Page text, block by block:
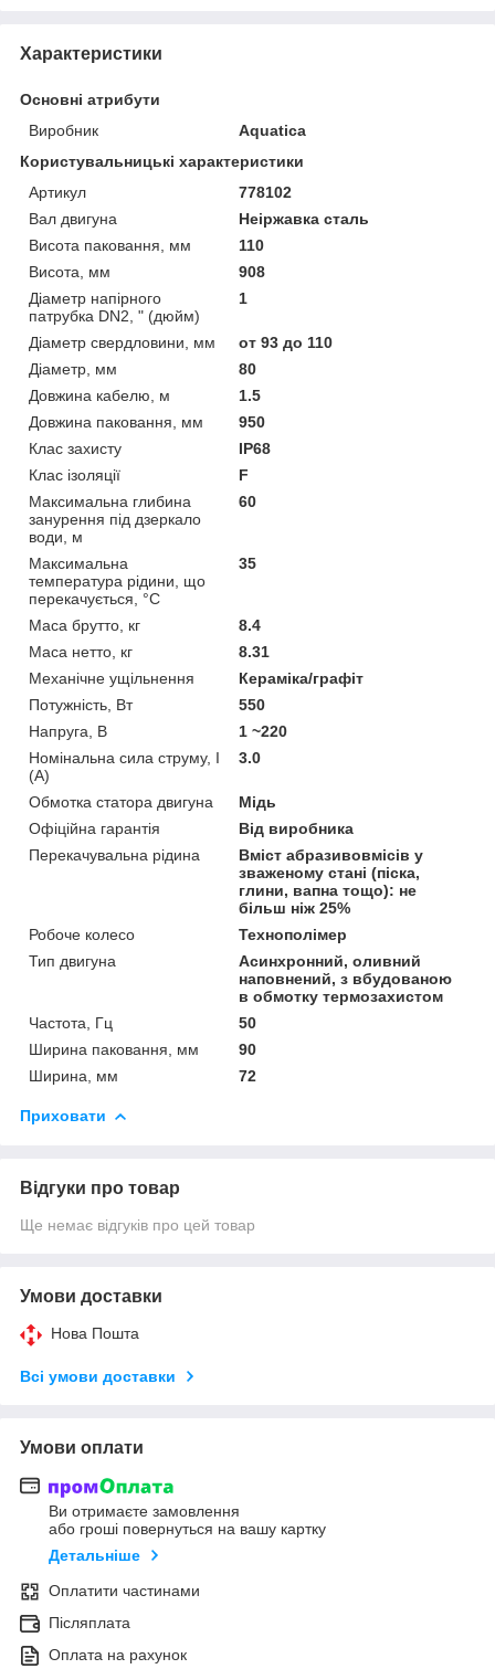
Характеристики
Основні атрибути
Виробник
Aquatica
Користувальницькі характеристики
Артикул
778102
Вал двигуна
Неіржавка сталь
Висота паковання, мм
110
Висота, мм
908
Діаметр напірного
патрубка DN2, " (дюйм)
1
Діаметр свердловини, мм
от 93 до 110
Діаметр, мм
80
Довжина кабелю, м
1.5
Довжина паковання, мм
950
Клас захисту
IP68
Клас ізоляції
F
Максимальна глибина
занурення під дзеркало
води, м
60
Максимальна
температура рідини, що
перекачується, °C
35
Маса брутто, кг
8.4
Маса нетто, кг
8.31
Механічне ущільнення
Кераміка/графіт
Потужність, Вт
550
Напруга, В
1 ~220
Номінальна сила струму, I
(А)
3.0
Обмотка статора двигуна
Мідь
Офіційна гарантія
Від виробника
Перекачувальна рідина
Вміст абразивовмісів у
зваженому стані (піска,
глини, вапна тощо): не
більш ніж 25%
Робоче колесо
Технополімер
Тип двигуна
Асинхронний, оливний
наповнений, з вбудованою
в обмотку термозахистом
Частота, Гц
50
Ширина паковання, мм
90
Ширина, мм
72
Приховати
Відгуки про товар
Ще немає відгуків про цей товар
Умови доставки
Нова Пошта
Всі умови доставки
Умови оплати
Ви отримаєте замовлення
або гроші повернуться на вашу картку
Детальніше
Оплатити частинами
Післяплата
Оплата на рахунок